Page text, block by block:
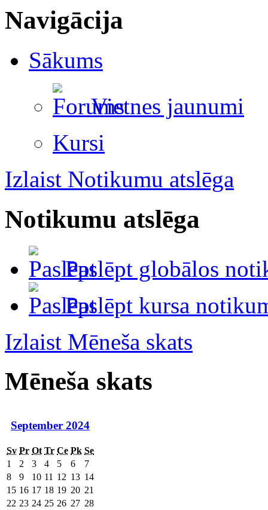
Navigācija
Sākums
Vietnes jaunumi
Kursi
Izlaist Notikumu atslēga
Notikumu atslēga
Paslēpt globālos
Paslēpt kursa
Izlaist Mēneša skats
Mēneša skats
September 2024
Sv Pr Ot Tr Ce Pk Se
1
2 3 4 5 6
7
8
9 10 11 12 13 14
15 16 17 18 19 20 21
22 23 24 25 26 27 28